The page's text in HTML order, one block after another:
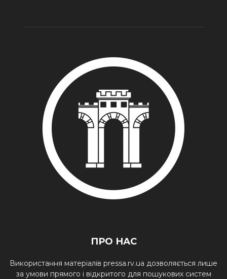
ПРО НАС
Використання матеріалів pressa.rv.ua дозволяється лише
за умови прямого і відкритого для пошукових систем